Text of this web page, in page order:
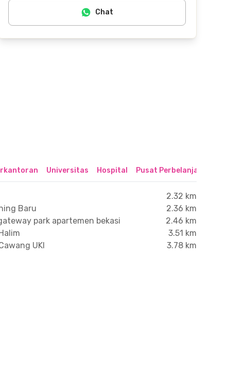
Chat
Universitas Hospital Pusat Perbelanjaan &
2.32 km
Baru
2.36 km
park apartemen bekasi
2.46 km
3.51 km
UKI
3.78 km